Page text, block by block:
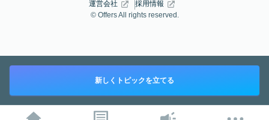
運営会社
採用情報
© Offers All rights reserved.
新しくトピックを立てる